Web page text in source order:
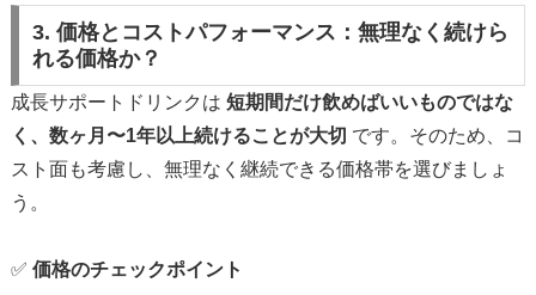
3. 価格とコストパフォーマンス：無理なく続けら
れる価格か？
成長サポートドリンクは 短期間だけ飲めばいいものではな
く、数ヶ月〜1年以上続けることが大切 です。そのため、コ
スト面も考慮し、無理なく継続できる価格帯を選びましょ
う。
✅ 価格のチェックポイント